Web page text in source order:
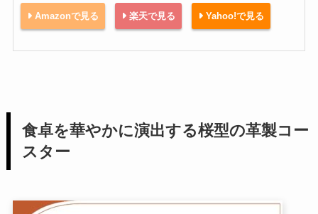
Amazonで見る 楽天で見る Yahoo!で見る
食卓を華やかに演出する桜型の革製コー
スター